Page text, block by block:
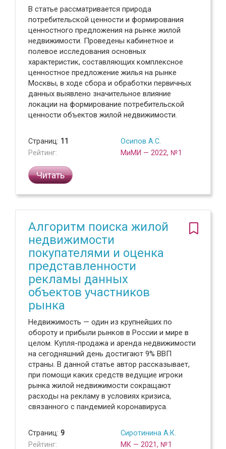
В статье рассматривается природа
потребительской ценности и формирования
ценностного предложения на рынке жилой
недвижимости. Проведены кабинетное и
полевое исследования основных
характеристик, составляющих комплексное
ценностное предложение жилья на рынке
Москвы, в ходе сбора и обработки первичных
данных выявлено значительное влияние
локации на формирование потребительской
ценности объектов жилой недвижимости.
Страниц: 11
Рейтинг:
Осипов А.С.
МиМИ — 2022, №1
Читать
Алгоритм поиска жилой
недвижимости
покупателями и оценка
представленности
рекламы данных
объектов участников
рынка
Недвижимость — один из крупнейших по
обороту и прибыли рынков в России и мире в
целом. Купля-продажа и аренда недвижимости
на сегодняшний день достигают 9% ВВП
страны. В данной статье автор рассказывает,
при помощи каких средств ведущие игроки
рынка жилой недвижимости сокращают
расходы на рекламу в условиях кризиса,
связанного с пандемией коронавируса.
Страниц: 9
Рейтинг:
Сиротинина А.К.
МК — 2021, №1